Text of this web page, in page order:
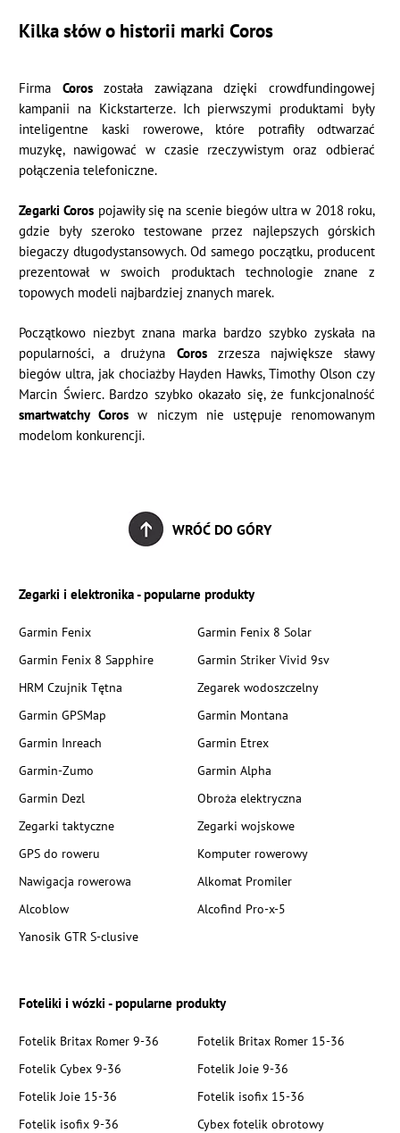
Kilka słów o historii marki Coros
Firma Coroszostała zawiązana dzięki crowdfundingowej
kampanii na Kickstarterze. Ich pierwszymi produktami były
inteligentne kaski rowerowe, które potrafiły odtwarzać
muzykę, nawigować w czasie rzeczywistym oraz odbierać
połączenia telefoniczne.
Zegarki Coros pojawiły się na scenie biegów ultra w 2018 roku,
gdzie były szeroko testowane przez najlepszych górskich
biegaczy długodystansowych. Od samego początku, producent
prezentował w swoich produktach technologie znane z
topowych modeli najbardziej znanych marek.
Początkowo niezbyt znana marka bardzo szybko zyskała na
popularności, a drużyna Coroszrzesza największe sławy
biegów ultra, jak chociażby Hayden Hawks, Timothy Olson czy
Marcin Świerc. Bardzo szybko okazało się, że funkcjonalność
smartwatchy Coros w niczym nie ustępuje renomowanym
modelom konkurencji.
WRÓĆ DO GÓRY
Zegarki i elektronika - popularne produkty
Garmin Fenix
Garmin Fenix 8 Solar
Garmin Fenix 8 Sapphire
Garmin Striker Vivid 9sv
HRM Czujnik Tętna
Zegarek wodoszczelny
Garmin GPSMap
Garmin Montana
Garmin Inreach
Garmin Etrex
Garmin-Zumo
Garmin Alpha
Garmin Dezl
Obroża elektryczna
Zegarki taktyczne
Zegarki wojskowe
GPS do roweru
Komputer rowerowy
Nawigacja rowerowa
Alkomat Promiler
Alcoblow
Alcofind Pro-x-5
Yanosik GTR S-clusive
Foteliki i wózki - popularne produkty
Fotelik Britax Romer 9-36
Fotelik Britax Romer 15-36
Fotelik Cybex 9-36
Fotelik Joie 9-36
Fotelik Joie 15-36
Fotelik isofix 15-36
Fotelik isofix 9-36
Cybex fotelik obrotowy